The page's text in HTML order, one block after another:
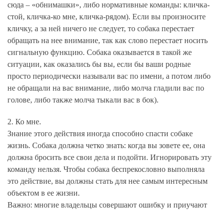
сюда – «обнимашки», либо нормативные команды: кличка-
стой, кличка-ко мне, кличка-рядом). Если вы произносите
кличку, а за ней ничего не следует, то собака перестает
обращать на нее внимание, так как слово перестает носить
сигнальную функцию. Собака оказывается в такой же
ситуации, как оказались бы вы, если бы ваши родные
просто периодически называли вас по имени, а потом либо
не обращали на вас внимание, либо молча гладили вас по
голове, либо также молча тыкали вас в бок).
2. Ко мне.
Знание этого действия иногда способно спасти собаке
жизнь. Собака должна четко знать: когда вы зовете ее, она
должна бросить все свои дела и подойти. Игнорировать эту
команду нельзя. Чтобы собака беспрекословно выполняла
это действие, вы должны стать для нее самым интересным
объектом в ее жизни.
Важно: многие владельцы совершают ошибку и приучают